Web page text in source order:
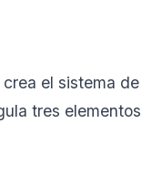
el sistema de
tres elementos